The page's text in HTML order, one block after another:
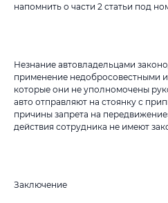
напомнить о части 2 статьи под
Незнание автовладельцами
применение недобросовестными
которые они не уполномочены
авто отправляют на стоянку с
причины запрета на
действия сотрудника не имеют
Заключение